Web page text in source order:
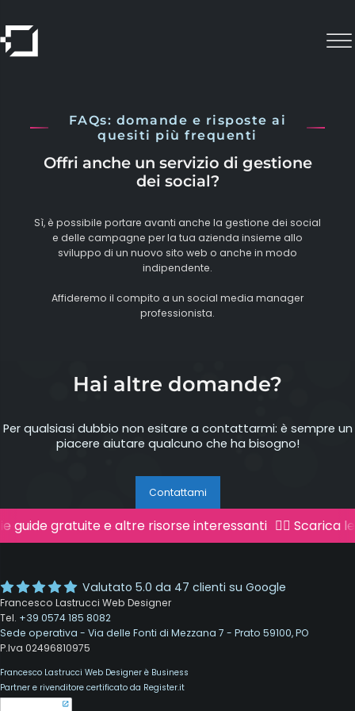
FAQs: domande e risposte ai
quesiti più frequenti
Offri anche un servizio di gestione
dei social?
Sì, è possibile portare avanti anche la gestione dei social
e delle campagne per la tua azienda insieme allo
sviluppo di un nuovo sito web o anche in modo
indipendente.
Affideremo il compito a un social media manager
professionista.
Hai altre domande?
Per qualsiasi dubbio non esitare a contattarmi: è sempre un
piacere aiutare qualcuno che ha bisogno!
Contattami
guide gratuite e altre risorse interessanti 👉🏻
Valutato 5.0 da 47 clienti su Google
Francesco Lastrucci Web Designer
Tel. +39 0574 185 8082
Sede operativa - Via delle Fonti di Mezzana 7 - Prato 59100, PO
P.Iva 02496810975
Francesco Lastrucci Web Designer è Business
Partner e rivenditore certificato da Register.it